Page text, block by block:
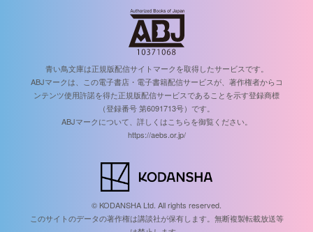
青い鳥文庫は正規版配信サイトマークを取得したサービスです。
ABJマークは、この電子書店・電子書籍配信サービスが、著作権者からコ
ンテンツ使用許諾を得た正規版配信サービスであることを示す登録商標
（登録番号 第6091713号）です。
ABJマークについて、詳しくはこちらを御覧ください。
https://aebs.or.jp/
© KODANSHA Ltd. All rights reserved.
このサイトのデータの著作権は講談社が保有します。無断複製転載放送等